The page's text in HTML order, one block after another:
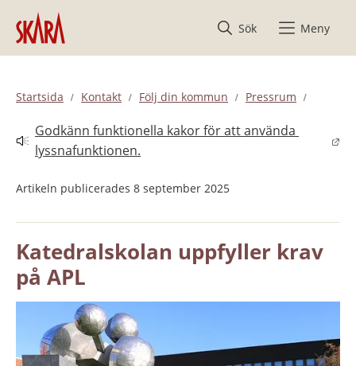
Hoppa till innehåll
Sök
Meny
Startsida Kontakt Följ din kommun Pressrum
Godkänn funktionella kakor för att använda
lyssnafunktionen.
Länk till annan webbplats.
Artikeln publicerades 8 september 2025
Katedralskolan uppfyller krav
på APL